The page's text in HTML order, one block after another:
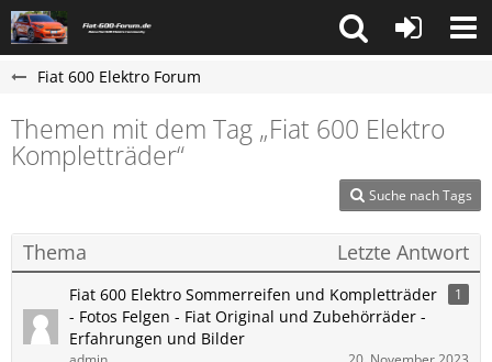
Fiat 600 Elektro Forum
Themen mit dem Tag „Fiat 600 Elektro
Kompletträder“
Suche nach Tags
Thema Letzte Antwort
Fiat 600 Elektro Sommerreifen und Kompletträder
- Fotos Felgen - Fiat Original und Zubehörräder -
Erfahrungen und Bilder
1